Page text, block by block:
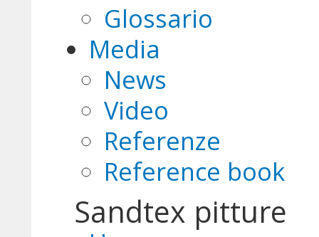
Glossario
Media
News
Video
Referenze
Reference book
Sandtex pitture